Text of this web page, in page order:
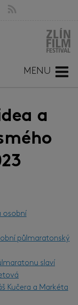
MENU
a
osobní
půlmaratonský
slaví
Kučera a Markéta